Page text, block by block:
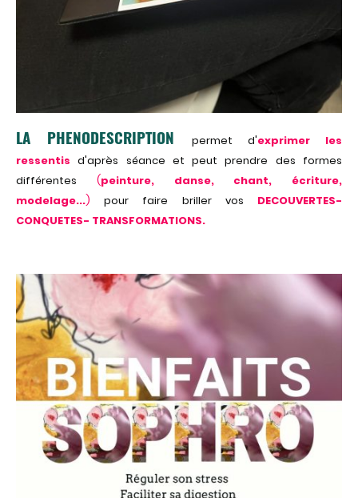
LA PHENODESCRIPTION permet d'exprimer
les
ressentis d'après séance et peut prendre des formes
différentes (peinture, danse, chant, écriture,
modelage...) pour faire briller vos DECOUVERTES-
CONQUETES- TRANSFORMATIONS.